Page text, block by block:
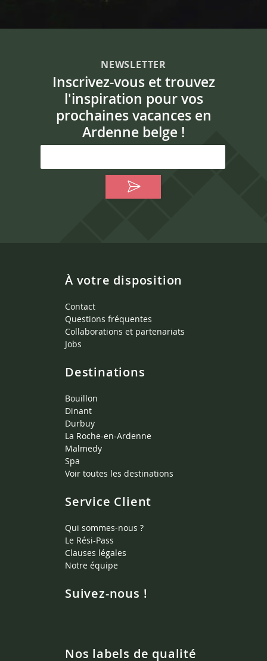
NEWSLETTER
Inscrivez-vous et trouvez
l'inspiration pour vos
prochaines vacances en
Ardenne belge !
À votre disposition
Contact
Questions fréquentes
Collaborations et partenariats
Jobs
Destinations
Bouillon
Dinant
Durbuy
La Roche-en-Ardenne
Malmedy
Spa
Voir toutes les destinations
Service Client
Qui sommes-nous ?
Le Rési-Pass
Clauses légales
Notre équipe
Suivez-nous !
Nos labels de qualité